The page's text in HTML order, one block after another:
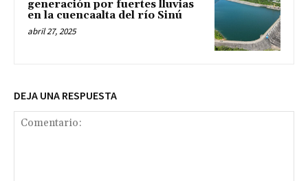
generación por fuertes lluvias
en la cuencaalta del río Sinú
abril 27, 2025
DEJA UNA RESPUESTA